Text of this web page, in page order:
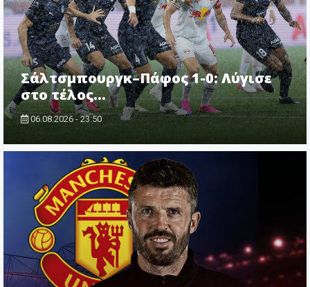
Σάλτσμπουργκ–Πάφος 1-0: Λύγισε
στο τέλος...
06.08.2026 - 23:50